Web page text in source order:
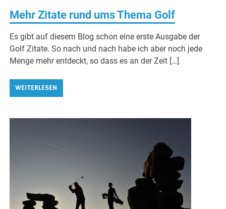
Mehr Zitate rund ums Thema Golf
Es gibt auf diesem Blog schon eine erste Ausgabe der
Golf Zitate. So nach und nach habe ich aber noch jede
Menge mehr entdeckt, so dass es an der Zeit […]
WEITERLESEN